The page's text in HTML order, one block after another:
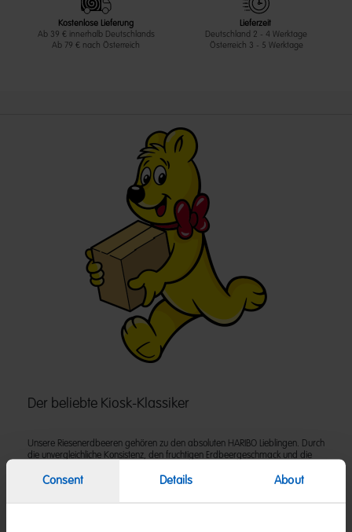
Consent Details About
Kostenlose Lieferung
Ab 39 € innerhalb Deutschlands
Ab 79 € nach Österreich
Lieferzeit
Deutschland 2 - 4 Werktage
Österreich 3 - 5 Werktage
Der beliebte Kiosk-Klassiker
Unsere Riesenerdbeeren gehören zu den absoluten HARIBO Lieblingen. Durch
die unvergleichliche Konsistenz, den fruchtigen Erdbeergeschmack und die
Hier im praktischen Format der wiederverschließbaren Dose. Dieses Produkt
Label“ als vegetarisch zertifiziert.